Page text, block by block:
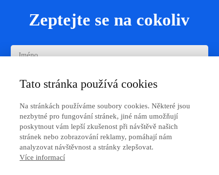
Zeptejte se na cokoliv
Tato stránka používá cookies
Na stránkách používáme soubory cookies. Některé jsou
nezbytné pro fungování stránek, jiné nám umožňují
poskytnout vám lepší zkušenost při návštěvě našich
stránek nebo zobrazování reklamy, pomáhají nám
analyzovat návštěvnost a stránky zlepšovat.
Více informací